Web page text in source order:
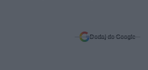
Dodaj do Google